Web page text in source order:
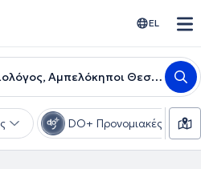
EL
Πνευμονολόγος - Φυματιολόγος, Αμπελόκηποι Θεσσαλονίκης
DO+ Προνομιακές τιμές